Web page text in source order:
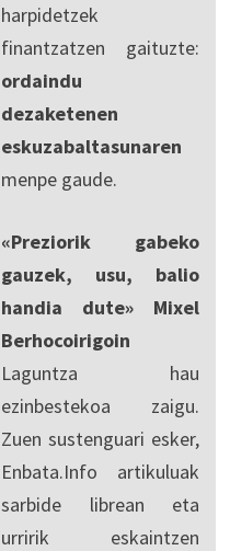
harpidetzek
finantzatzen gaituzte:
ordaindu
dezaketenen
eskuzabaltasunaren
menpe gaude.
«Preziorik gabeko
gauzek, usu, balio
handia dute» Mixel
Berhocoirigoin
Laguntza hau
ezinbestekoa zaigu.
Zuen sustenguari esker,
Enbata.Info artikuluak
sarbide librean eta
urririk eskaintzen